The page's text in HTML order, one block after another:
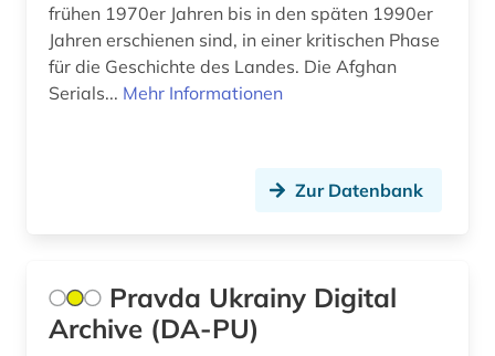
verzeichnis (1)
volk (1)
wochenzeitschrift (1)
wörterbuch (2)
frühen 1970er Jahren bis in den späten 1990er
Jahren erschienen sind, in einer kritischen Phase
für die Geschichte des Landes. Die Afghan
Serials... Mehr Informationen
Zur Datenbank
Pravda Ukrainy Digital
Archive (DA-PU)